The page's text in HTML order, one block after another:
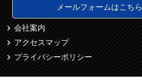
メールフォームはこちら
会社案内
アクセスマップ
プライバシーポリシー